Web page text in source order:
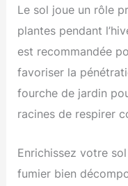
Le sol joue un rôle
plantes pendant
est recommandée
favoriser la
fourche de jardin
racines de respirer
Enrichissez votre
fumier bien